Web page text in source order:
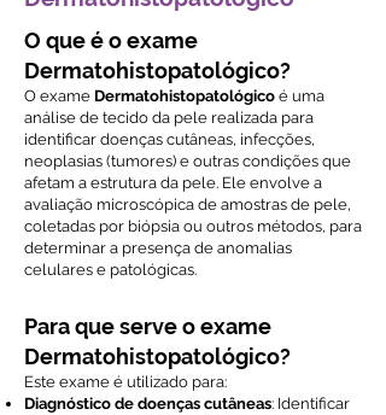
O que é o exame
Dermatohistopatológico?
O exame Dermatohistopatológico é uma
análise de tecido da pele realizada para
identificar doenças cutâneas, infecções,
neoplasias (tumores) e outras condições que
afetam a estrutura da pele. Ele envolve a
avaliação microscópica de amostras de pele,
coletadas por biópsia ou outros métodos, para
determinar a presença de anomalias
celulares e patológicas.
Para que serve o exame
Dermatohistopatológico?
Este exame é utilizado para:
Diagnóstico de doenças cutâneas: Identificar